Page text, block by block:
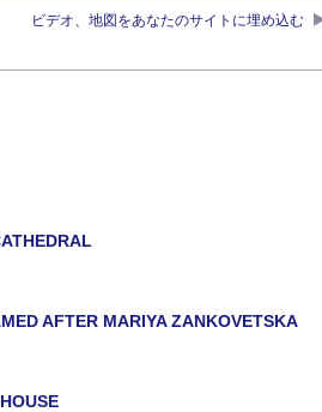
ビデオ、地図をあなたのサイトに埋め込む
AFTER MARIYA ZANKOVETSKA